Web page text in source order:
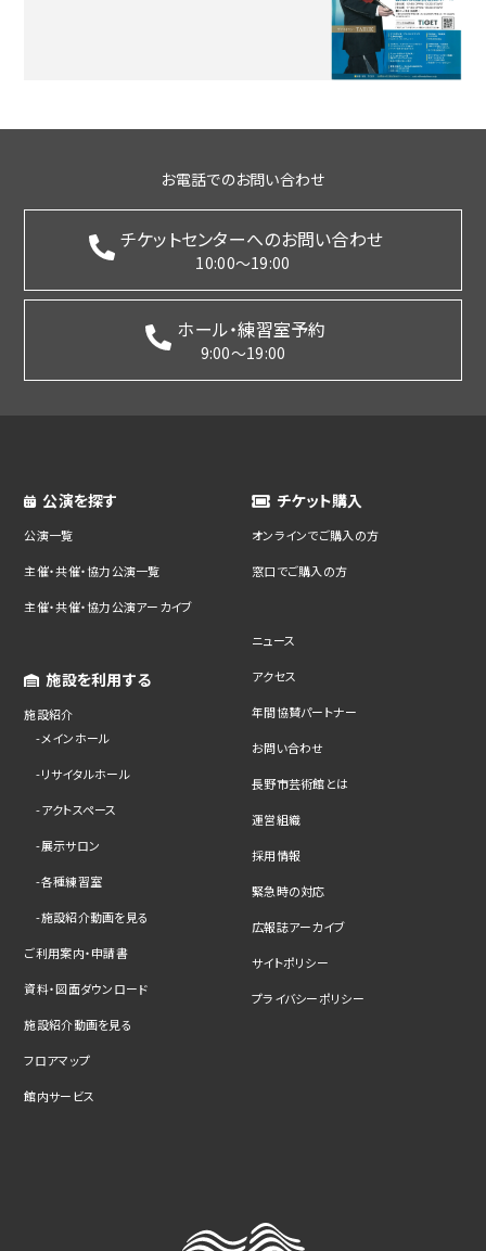
お電話でのお問い合わせ
チケットセンターへのお問い合わせ
10:00～19:00
ホール・練習室予約
9:00～19:00
公演を探す
公演一覧
主催・共催・協力公演一覧
主催・共催・協力公演アーカイブ
施設を利用する
施設紹介
メインホール
リサイタルホール
アクトスペース
展示サロン
各種練習室
施設紹介動画を見る
ご利用案内・申請書
資料・図面ダウンロード
施設紹介動画を見る
フロアマップ
館内サービス
チケット購入
オンラインでご購入の方
窓口でご購入の方
ニュース
アクセス
年間協賛パートナー
お問い合わせ
長野市芸術館とは
運営組織
採用情報
緊急時の対応
広報誌アーカイブ
サイトポリシー
プライバシーポリシー